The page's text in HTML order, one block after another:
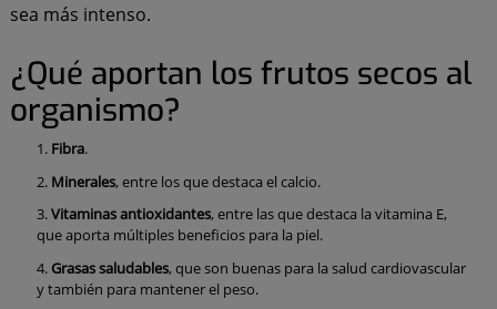
sea más intenso.
¿Qué aportan los frutos secos al
organismo?
Fibra.
Minerales, entre los que destaca el calcio.
Vitaminas antioxidantes, entre las que destaca la vitamina E,
que aporta múltiples beneficios para la piel.
Grasas saludables, que son buenas para la salud cardiovascular
y también para mantener el peso.